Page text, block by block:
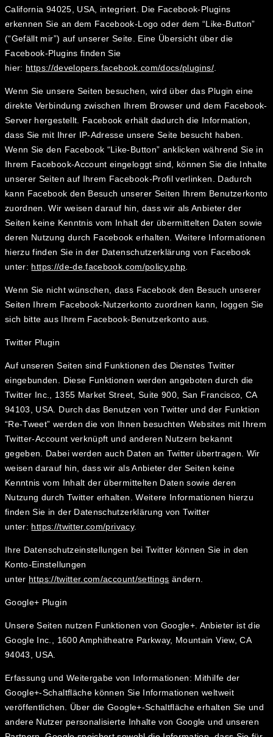
California 94025, USA, integriert. Die Facebook-Plugins
erkennen Sie an dem Facebook-Logo oder dem “Like-Button”
(“Gefällt mir”) auf unserer Seite. Eine Übersicht über die
Facebook-Plugins finden Sie
hier: https://developers.facebook.com/docs/plugins/.
Wenn Sie unsere Seiten besuchen, wird über das Plugin eine
direkte Verbindung zwischen Ihrem Browser und dem Facebook-
Server hergestellt. Facebook erhält dadurch die Information,
dass Sie mit Ihrer IP-Adresse unsere Seite besucht haben.
Wenn Sie den Facebook “Like-Button” anklicken während Sie in
Ihrem Facebook-Account eingeloggt sind, können Sie die Inhalte
unserer Seiten auf Ihrem Facebook-Profil verlinken. Dadurch
kann Facebook den Besuch unserer Seiten Ihrem Benutzerkonto
zuordnen. Wir weisen darauf hin, dass wir als Anbieter der
Seiten keine Kenntnis vom Inhalt der übermittelten Daten sowie
deren Nutzung durch Facebook erhalten. Weitere Informationen
hierzu finden Sie in der Datenschutzerklärung von Facebook
unter: https://de-de.facebook.com/policy.php
Wenn Sie nicht wünschen, dass Facebook den Besuch unserer
Seiten Ihrem Facebook-Nutzerkonto zuordnen kann, loggen Sie
sich bitte aus Ihrem Facebook-Benutzerkonto aus.
Twitter Plugin
Auf unseren Seiten sind Funktionen des Dienstes Twitter
eingebunden. Diese Funktionen werden angeboten durch die
Twitter Inc., 1355 Market Street, Suite 900, San Francisco, CA
94103, USA. Durch das Benutzen von Twitter und der Funktion
“Re-Tweet” werden die von Ihnen besuchten Websites mit Ihrem
Twitter-Account verknüpft und anderen Nutzern bekannt
gegeben. Dabei werden auch Daten an Twitter übertragen. Wir
weisen darauf hin, dass wir als Anbieter der Seiten keine
Kenntnis vom Inhalt der übermittelten Daten sowie deren
Nutzung durch Twitter erhalten. Weitere Informationen hierzu
finden Sie in der Datenschutzerklärung von Twitter
unter: https://twitter.com/privacy.
Ihre Datenschutzeinstellungen bei Twitter können Sie in den
Konto-Einstellungen
unter https://twitter.com/account/settings ändern.
Google+ Plugin
Unsere Seiten nutzen Funktionen von Google+. Anbieter ist die
Google Inc., 1600 Amphitheatre Parkway, Mountain View, CA
94043, USA.
Erfassung und Weitergabe von Informationen: Mithilfe der
Google+-Schaltfläche können Sie Informationen weltweit
veröffentlichen. Über die Google+-Schaltfläche erhalten Sie und
andere Nutzer personalisierte Inhalte von Google und unseren